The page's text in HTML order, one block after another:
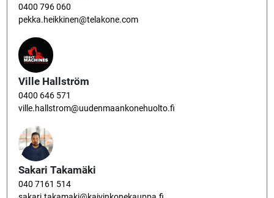
0400 796 060
pekka.heikkinen@telakone.com
Ville Hallström
0400 646 571
ville.hallstrom@uudenmaankonehuolto.fi
Sakari Takamäki
040 7161 514